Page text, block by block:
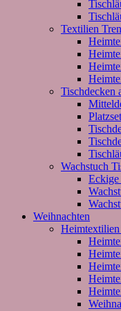
Textilien
Tischdecken
Wachstuch
Eckige
Weihnachten
Heimtextilien